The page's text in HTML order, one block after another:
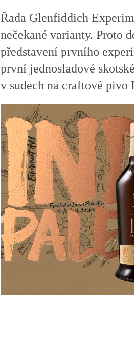
Řada Glenfiddich
nečekané varianty. Proto
představení prvního
první jednosladové
v sudech na craftové pivo